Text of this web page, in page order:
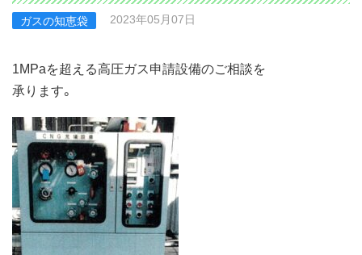
ガスの知恵袋 2023年05月07日
1MPaを超える高圧ガス申請設備のご相談を
承ります。